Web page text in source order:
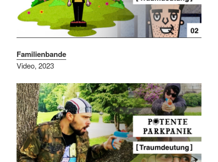
Familienbande
Video, 2023